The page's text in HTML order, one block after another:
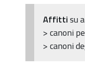
Affittisu
> canoni
> canoni